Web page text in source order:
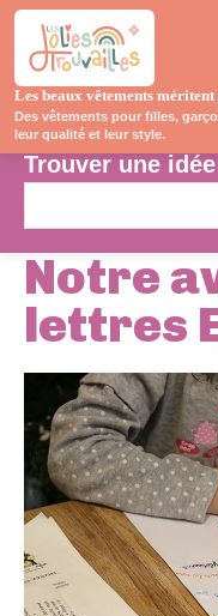
Trouver une idée
Notre
lettres
Les beaux vêtements
Des vêtements pour filles,
leur qualité et leur style.